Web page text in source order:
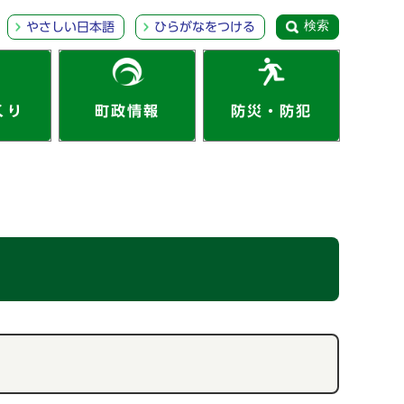
やさしい日本語 ひらがなをつける 検索
り 町政情報 防災・防犯